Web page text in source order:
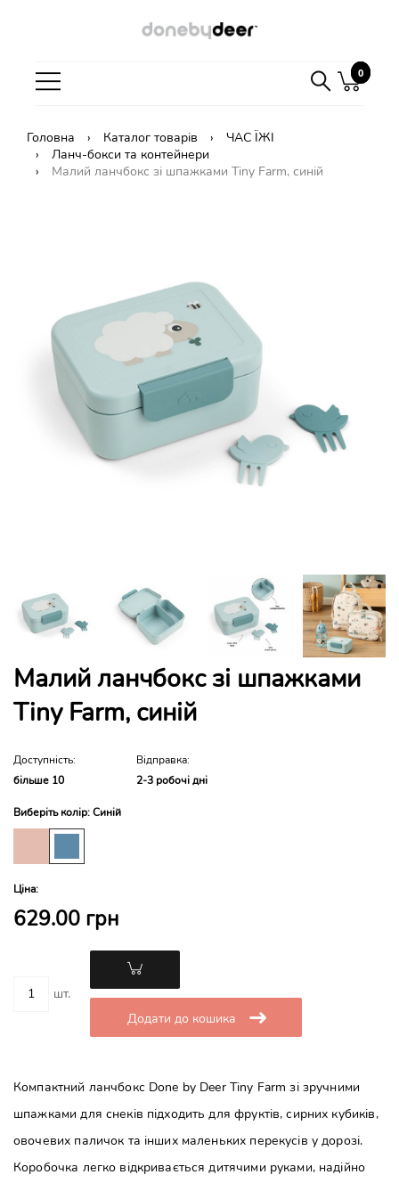
0
0
Головна Каталог товарів
ЧАС ЇЖІ
Ланч-бокси та контейнери
Малий ланчбокс зі шпажками Tiny Farm, синій
Малий ланчбокс зі шпажками
Tiny Farm, синій
Доступність:
більше 10
Відправка:
2-3 робочі дні
Виберіть колір: Синій
Ціна:
629.00 грн
шт.
Додати до кошика
Компактний ланчбокс Done by Deer Tiny Farm зі зручними
шпажками для снеків підходить для фруктів, сирних кубиків,
овочевих паличок та інших маленьких перекусів у дорозі.
Коробочка легко відкривається дитячими руками, надійно